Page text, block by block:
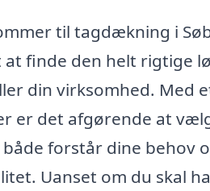
til tagdækning i
finde den helt rigtige
din virksomhed. Med
er det afgørende at
forstår dine behov
Uanset om du skal